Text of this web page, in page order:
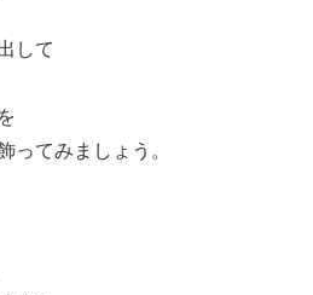
して
ってみましょう。